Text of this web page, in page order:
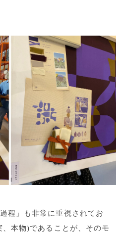
程」も非常に重視されてお
本物)であることが、そのモ